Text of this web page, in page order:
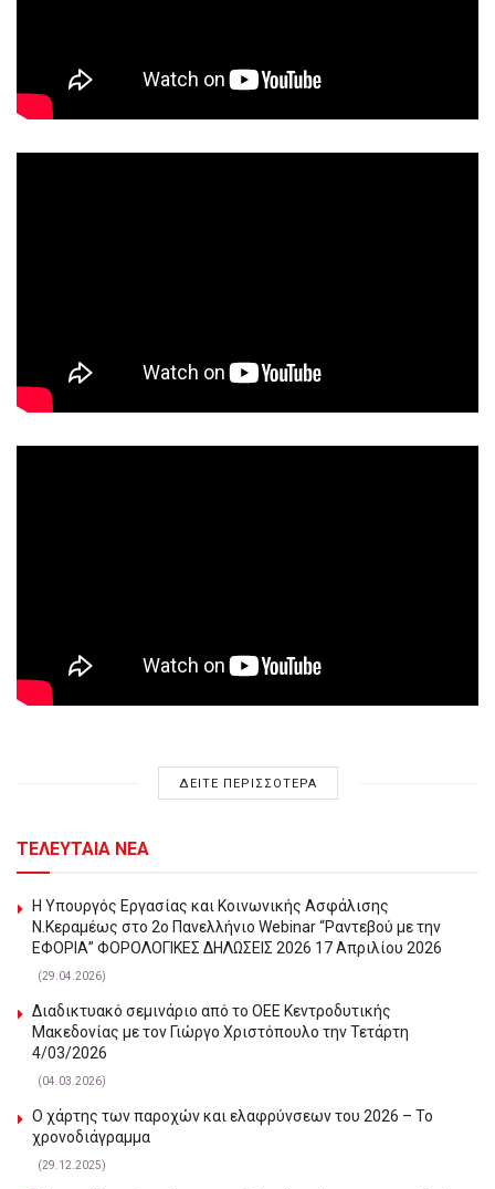
ΔΕΙΤΕ ΠΕΡΙΣΣΟΤΕΡΑ
ΤΕΛΕΥΤΑΙΑ ΝΕΑ
Η Υπουργός Εργασίας και Κοινωνικής Ασφάλισης
Ν.Κεραμέως στο 2o Πανελλήνιο Webinar “Ραντεβού με την
ΕΦΟΡΙΑ” ΦΟΡΟΛΟΓΙΚΕΣ ΔΗΛΩΣΕΙΣ 2026 17 Απριλίου 2026
(29.04.2026)
Διαδικτυακό σεμινάριο από το ΟΕΕ Κεντροδυτικής
Μακεδονίας με τον Γιώργο Χριστόπουλο την Τετάρτη
4/03/2026
(04.03.2026)
Ο χάρτης των παροχών και ελαφρύνσεων του 2026 – Το
χρονοδιάγραμμα
(29.12.2025)